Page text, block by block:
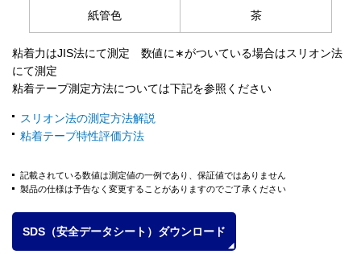
紙管色 茶
粘着力はJIS法にて測定 数値に∗がついている場合はスリオン法
にて測定
粘着テープ測定方法については下記を参照ください
スリオン法の測定方法解説
粘着テープ特性評価方法
記載されている数値は測定値の一例であり、保証値ではありません
製品の仕様は予告なく変更することがありますのでご了承ください
SDS（安全データシート）ダウンロード